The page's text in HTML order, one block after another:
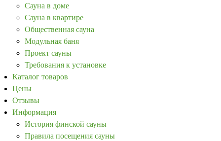
Сауна в доме
Сауна в квартире
Общественная сауна
Модульная баня
Проект сауны
Требования к установке
Каталог товаров
Цены
Отзывы
Информация
История финской сауны
Правила посещения сауны